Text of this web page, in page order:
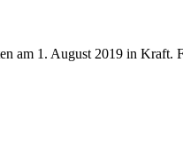
am 1. August 2019 in